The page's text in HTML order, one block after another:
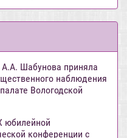
Шабунова приняла
наблюдения
Вологодской
юбилейной
конференции с